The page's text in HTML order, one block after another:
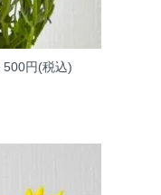
500円(税込)